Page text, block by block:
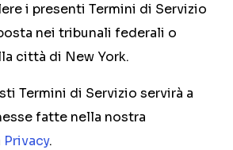
i presenti Termini di Servizio
nei tribunali federali o
città di New York.
Termini di Servizio servirà a
fatte nella nostra
Privacy.